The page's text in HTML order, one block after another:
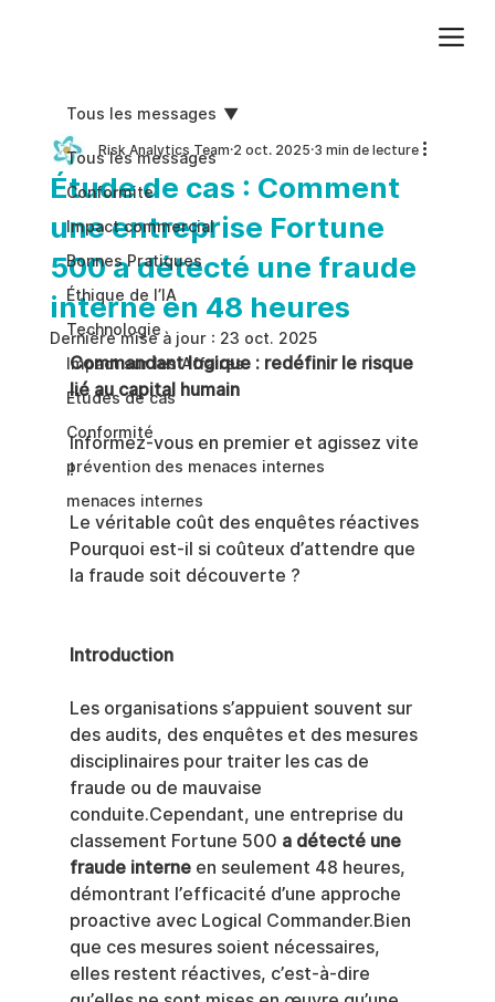
Tous les messages
Conformite
Impact commercial
Bonnes Pratiques
Éthique de l’IA
Technologie
Impact sur les Affaires
Études de cas
Conformité
prévention des menaces internes
menaces internes
Tous les messages
Étude de cas : Comment
une entreprise Fortune
500 a détecté une fraude
interne en 48 heures
Risk Analytics Team 2 oct. 2025 3 min de lecture
Dernière mise à jour : 23 oct. 2025
Commandant logique : redéfinir le risque
lié au capital humain
Informez-vous en premier et agissez vite
!
Le véritable coût des enquêtes réactives
Pourquoi est-il si coûteux d’attendre que
la fraude soit découverte ?
Introduction
Les organisations s’appuient souvent sur
des audits, des enquêtes et des mesures
disciplinaires pour traiter les cas de
fraude ou de mauvaise
conduite.Cependant, une entreprise du
classement Fortune 500 a détecté une
fraude interne en seulement 48 heures,
démontrant l’efficacité d’une approche
proactive avec Logical Commander.Bien
que ces mesures soient nécessaires,
elles restent réactives, c’est-à-dire